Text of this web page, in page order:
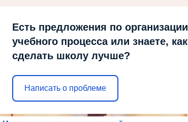
Есть предложения по организации
учебного процесса или знаете, как
сделать школу лучше?
Написать о проблеме